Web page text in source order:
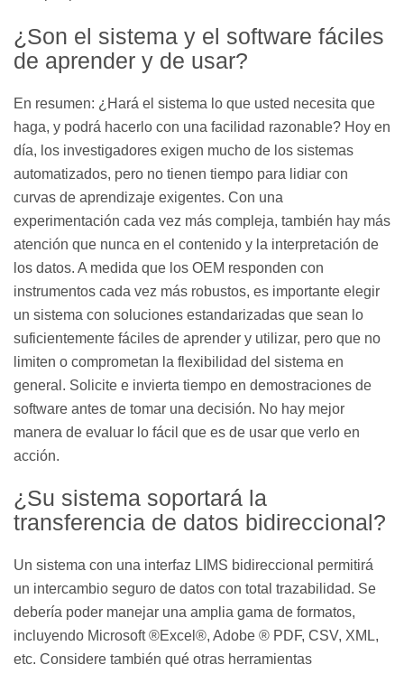
¿Son el sistema y el software fáciles
de aprender y de usar?
En resumen: ¿Hará el sistema lo que usted necesita que
haga, y podrá hacerlo con una facilidad razonable? Hoy en
día, los investigadores exigen mucho de los sistemas
automatizados, pero no tienen tiempo para lidiar con
curvas de aprendizaje exigentes. Con una
experimentación cada vez más compleja, también hay más
atención que nunca en el contenido y la interpretación de
los datos. A medida que los OEM responden con
instrumentos cada vez más robustos, es importante elegir
un sistema con soluciones estandarizadas que sean lo
suficientemente fáciles de aprender y utilizar, pero que no
limiten o comprometan la flexibilidad del sistema en
general. Solicite e invierta tiempo en demostraciones de
software antes de tomar una decisión. No hay mejor
manera de evaluar lo fácil que es de usar que verlo en
acción.
¿Su sistema soportará la
transferencia de datos bidireccional?
Un sistema con una interfaz LIMS bidireccional permitirá
un intercambio seguro de datos con total trazabilidad. Se
debería poder manejar una amplia gama de formatos,
incluyendo Microsoft ®Excel®, Adobe ® PDF, CSV, XML,
etc. Considere también qué otras herramientas